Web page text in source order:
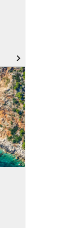
navigate_next